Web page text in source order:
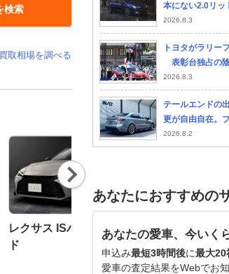
検索
取相場を調べる
レクサス ISハイブリッ
ド
スバル WRX S4
Nex
t
本にない2.0リッ
載…米国2027年型
2026.8.3
トヨタがラリー
表彰台独占の
素サウナ」が湯
2026.8.3
テールエンドの
更が自由自在。
「カローラ」に
フラーのこだわ
2026.8.2
あなたにおすすめの
あなたの愛車、今いく
申込み最短3時間後に最大20
愛車の査定結果をWebでお知